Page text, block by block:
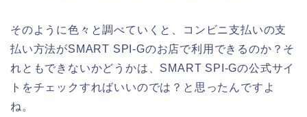
そのように色々と調べていくと、コンビニ支払いの支
払い方法がSMART SPI-Gのお店で利用できるのか？そ
れともできないかどうかは、SMART SPI-Gの公式サイ
トをチェックすればいいのでは？と思ったんですよ
ね。